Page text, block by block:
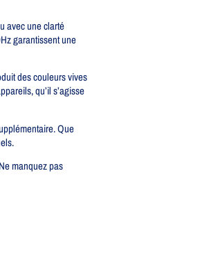
avec une clarté
garantissent une
des couleurs vives
qu’il s’agisse
Que
manquez pas